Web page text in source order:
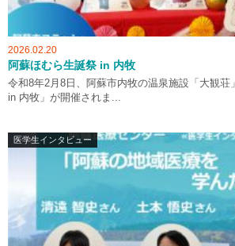
2026.02.20
阿蘇ほむら生誕祭 in 内牧
令和8年2月8日、阿蘇市内牧の温泉施設「大観荘
in 内牧」が開催されま...
医学生インタビュー